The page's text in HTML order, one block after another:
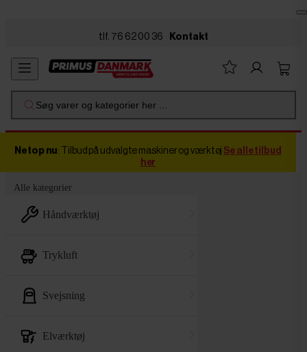
tlf. 76 62 00 36 Kontakt
Søg varer og kategorier her ...
Netop nu: Tilbud på udvalgte maskiner og værktøj Se alle tilbud
her
Alle kategorier
håndværktøj
trykluft
svejsning
elværktøj